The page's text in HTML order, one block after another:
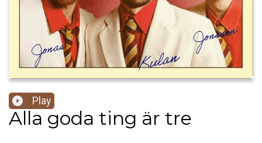
Play
Alla goda ting är tre